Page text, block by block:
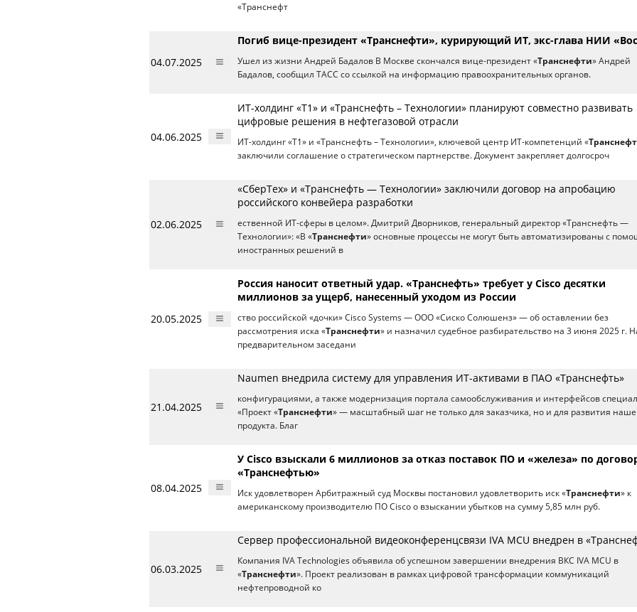
«Транснефт
04.07.2025
Погиб вице-президент «Транснефти», курирующий ИТ, экс-глава НИИ
Ушел из жизни Андрей Бадалов В Москве скончался вице-президент «Транснефти» Андрей
Бадалов, сообщил ТАСС со ссылкой на информацию правоохранительных органов.
04.06.2025
ИТ-холдинг «Т1» и «Транснефть – Технологии» планируют совместно развивать
цифровые решения в нефтегазовой отрасли
ИТ-холдинг «Т1» и «Транснефть – Технологии», ключевой центр ИТ-компетенций «
заключили соглашение о стратегическом партнерстве. Документ закрепляет долгосроч
02.06.2025
«СберТех» и «Транснефть — Технологии» заключили договор на апробацию
российского конвейера разработки
ественной ИТ-сферы в целом». Дмитрий Дворников, генеральный директор «Транснефть —
Технологии»: «В «Транснефти» основные процессы не могут быть автоматизированы с
иностранных решений в
20.05.2025
Россия наносит ответный удар. «Транснефть» требует у Cisco десятки
миллионов за ущерб, нанесенный уходом из России
ство российской «дочки» Cisco Systems — ООО «Сиско Солюшенз» — об оставлении без
рассмотрения иска «Транснефти» и назначил судебное разбирательство на 3 июня 2025 г.
предварительном заседани
21.04.2025
Naumen внедрила систему для управления ИТ-активами в ПАО «Транснефть»
конфигурациями, а также модернизация портала самообслуживания и интерфейсов
«Проект «Транснефти» — масштабный шаг не только для заказчика, но и для развития
продукта. Благ
08.04.2025
У Cisco взыскали 6 миллионов за отказ поставок ПО и «железа» по
«Транснефтью»
Иск удовлетворен Арбитражный суд Москвы постановил удовлетворить иск «Транснефти» к
американскому производителю ПО Cisco о взыскании убытков на сумму 5,85 млн руб.
06.03.2025
Сервер профессиональной видеоконференцсвязи IVA MCU внедрен в
Компания IVA Technologies объявила об успешном завершении внедрения ВКС IVA MCU в
«Транснефти». Проект реализован в рамках цифровой трансформации коммуникаций
нефтепроводной ко